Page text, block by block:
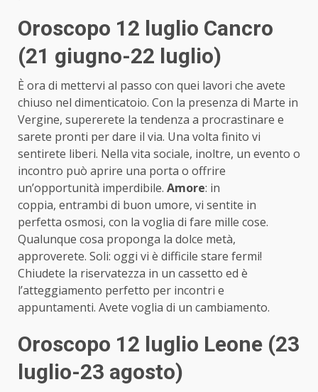
Oroscopo 12 luglio Cancro
(21 giugno-22 luglio)
È ora di mettervi al passo con quei lavori che avete
chiuso nel dimenticatoio. Con la presenza di Marte in
Vergine, supererete la tendenza a procrastinare e
sarete pronti per dare il via. Una volta finito vi
sentirete liberi. Nella vita sociale, inoltre, un evento o
incontro può aprire una porta o offrire
un’opportunità imperdibile. Amore: in
coppia, entrambi di buon umore, vi sentite in
perfetta osmosi, con la voglia di fare mille cose.
Qualunque cosa proponga la dolce metà,
approverete. Soli: oggi vi è difficile stare fermi!
Chiudete la riservatezza in un cassetto ed è
l’atteggiamento perfetto per incontri e
appuntamenti. Avete voglia di un cambiamento.
Oroscopo 12 luglio Leone (23
luglio-23 agosto)